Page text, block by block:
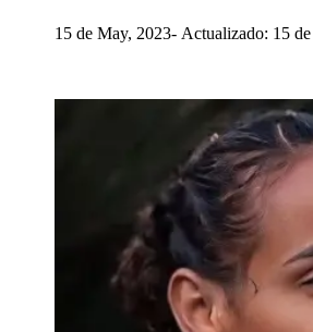
15 de May, 2023 Actualizado: 15